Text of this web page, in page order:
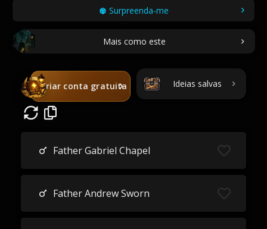
Surpreenda-me
Mais como este
Criar conta gratuita Ideias salvas
Father Gabriel Chapel
Father Andrew Sworn